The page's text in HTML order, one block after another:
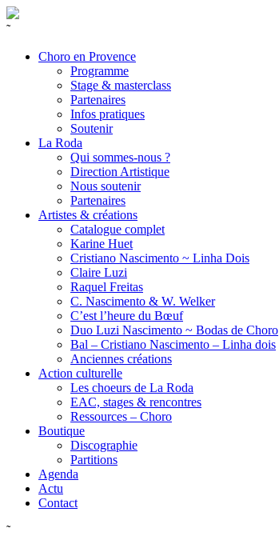
˜
Choro en Provence
Programme
Stage & masterclass
Partenaires
Infos pratiques
Soutenir
La Roda
Qui sommes-nous ?
Direction Artistique
Nous soutenir
Partenaires
Artistes & créations
Catalogue complet
Karine Huet
Cristiano Nascimento ~ Linha Dois
Claire Luzi
Raquel Freitas
C. Nascimento & W. Welker
C’est l’heure du Bœuf
Duo Luzi Nascimento ~ Bodas de Choro
Bal – Cristiano Nascimento – Linha dois
Anciennes créations
Action culturelle
Les choeurs de La Roda
EAC, stages & rencontres
Ressources – Choro
Boutique
Discographie
Partitions
Agenda
Actu
Contact
˜